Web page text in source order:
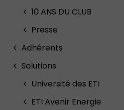
10 ANS DU CLUB
Presse
Adhérents
Solutions
Université des ETI
ETI Avenir Energie